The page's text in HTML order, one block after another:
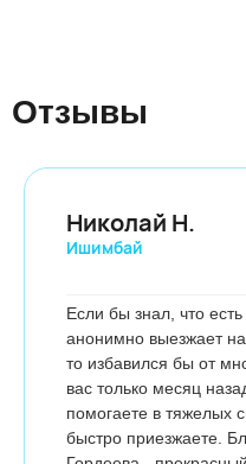
Отзывы
Николай Н.
Ишимбай
Если бы знал, что
анонимно выезжает
то избавился бы от
вас только месяц
помогаете в тяжелых
быстро приезжаете.